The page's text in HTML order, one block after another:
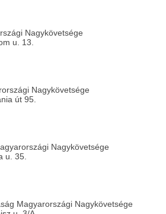
Nagykövetsége
u. 13.
Nagykövetsége
út 95.
Nagykövetsége
u. 35.
Magyarországi Nagykövetsége